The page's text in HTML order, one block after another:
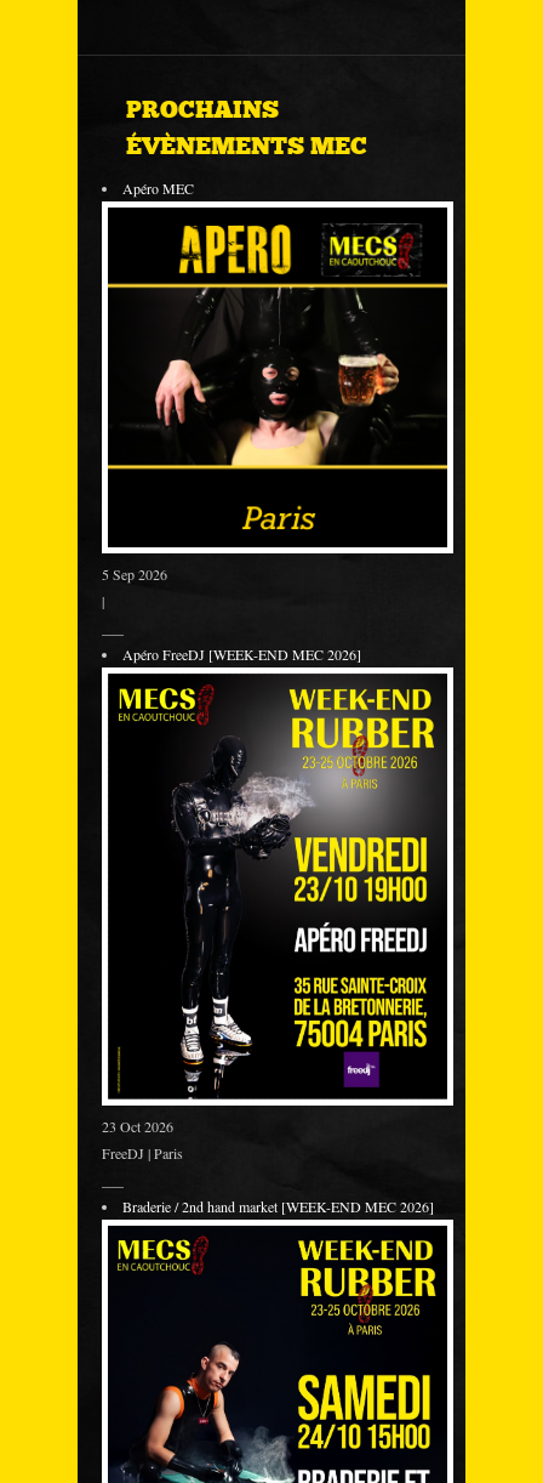
PROCHAINS
ÉVÈNEMENTS MEC
Apéro MEC
5 Sep 2026
|
Apéro FreeDJ [WEEK-END MEC 2026]
23 Oct 2026
FreeDJ | Paris
Braderie / 2nd hand market [WEEK-END MEC 2026]